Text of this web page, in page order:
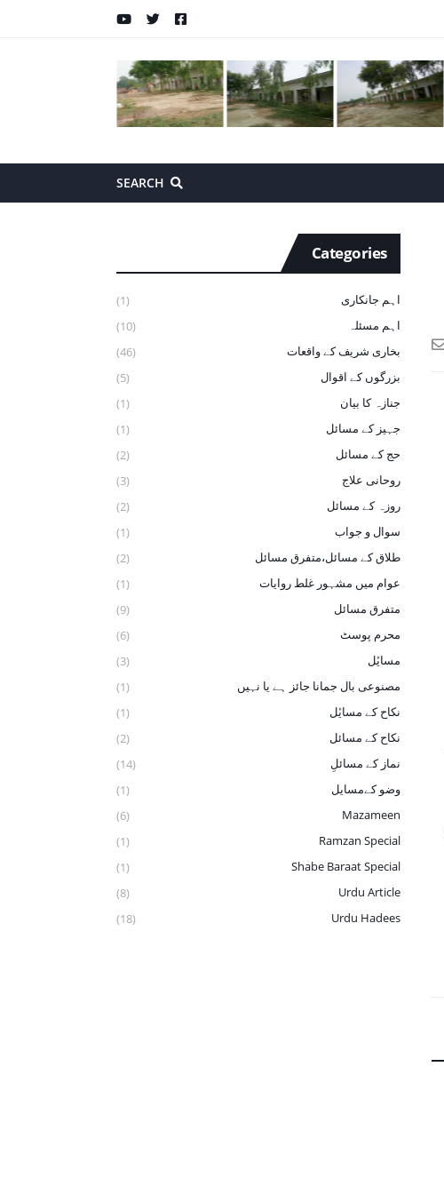
SEARCH
Categories
اہم جانکاری
(1)
اہم مسئلہ
(10)
بخاری شریف ‏کے ‏واقعات
(46)
بزرگوں کے اقوال
(5)
جنازہ کا بیان
(1)
جہیز کے مسائل
(1)
حج کے مسائل
(2)
روحانی علاج
(3)
روزہ کے مسائل
(2)
سوال و جواب
(1)
طلاق کے مسائل،متفرق مسائل
(2)
عوام میں مشہور غلط روایات
(1)
متفرق مسائل
(9)
محرم پوسٹ
(6)
مسایٔل
(3)
مصنوعی بال جمانا جائز ہے یا نہیں
(1)
نکاح کے ‏مسایٔل
(1)
نکاح کے مسائل
(2)
نماز کے مسائلِ
(14)
وضو ‏کےمسایل
(1)
Mazameen
(6)
Ramzan Special
(1)
Shabe Baraat Special
(1)
Urdu Article
(8)
Urdu Hadees
(18)